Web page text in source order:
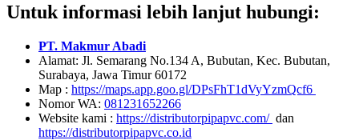
Untuk informasi lebih lanjut hubungi:
PT. Makmur Abadi
Alamat: Jl. Semarang No.134 A, Bubutan, Kec. Bubutan,
Surabaya, Jawa Timur 60172
Map : https://maps.app.goo.gl/DPsFhT1dVyYzmQcf6
Nomor WA: 081231652266
Website kami : https://distributorpipapvc.com/ dan
https://distributorpipapvc.co.id